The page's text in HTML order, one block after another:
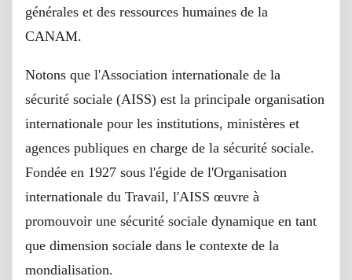
générales et des ressources humaines de la
CANAM.
Notons que l'Association internationale de la
sécurité sociale (AISS) est la principale organisation
internationale pour les institutions, ministères et
agences publiques en charge de la sécurité sociale.
Fondée en 1927 sous l'égide de l'Organisation
internationale du Travail, l'AISS œuvre à
promouvoir une sécurité sociale dynamique en tant
que dimension sociale dans le contexte de la
mondialisation.